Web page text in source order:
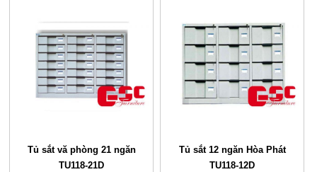
Tủ sắt vă phòng 21 ngăn
TU118-21D
Tủ sắt 12 ngăn Hòa Phát
TU118-12D